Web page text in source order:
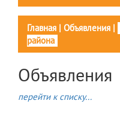
Главная | Объявления |
района
Объявления
перейти к списку...